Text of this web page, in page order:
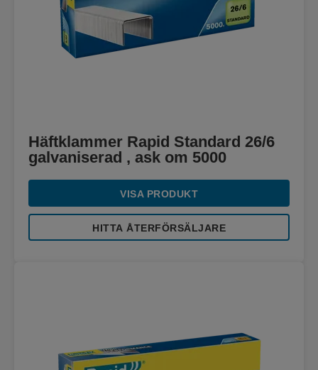
Häftklammer Rapid Standard 26/6
galvaniserad , ask om 5000
VISA PRODUKT
HITTA ÅTERFÖRSÄLJARE